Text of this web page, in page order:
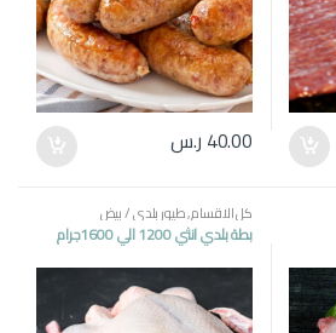
40.00 ر.س
كل الاقسام,طيور بلدي / بيض
بطة بلدي انثي 1200 الي 1600جرام